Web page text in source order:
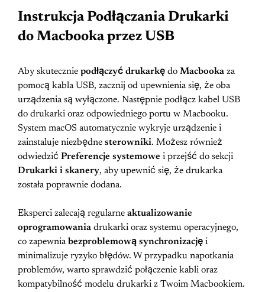
Instrukcja Podłączania Drukarki
do Macbooka przez USB
Aby skutecznie podłączyć drukarkę do Macbooka za
pomocą kabla USB, zacznij od upewnienia się, że oba
urządzenia są wyłączone. Następnie podłącz kabel USB
do drukarki oraz odpowiedniego portu w Macbooku.
System macOS automatycznie wykryje urządzenie i
zainstaluje niezbędne sterowniki. Możesz również
odwiedzić Preferencje systemowe i przejść do sekcji
Drukarki i skanery, aby upewnić się, że drukarka
została poprawnie dodana.
Eksperci zalecają regularne aktualizowanie
oprogramowania drukarki oraz systemu operacyjnego,
co zapewniabezproblemową synchronizację i
minimalizuje ryzyko błędów. W przypadku napotkania
problemów, warto sprawdzić połączenie kabli oraz
kompatybilność modelu drukarki z Twoim Macbookiem.